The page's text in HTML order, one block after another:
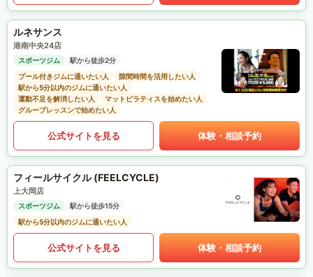
ルネサンス
港南中央24店
スポーツジム
駅から徒歩2分
プール付きジムに通いたい人
隙間時間を活用したい人
駅から5分以内のジムに通いたい人
運動不足を解消したい人
マットピラティスを始めたい人
グループレッスンで始めたい人
公式サイトを見る 体験・相談予約
フィールサイクル (FEELCYCLE)
上大岡店
スポーツジム
駅から徒歩15分
駅から5分以内のジムに通いたい人
公式サイトを見る 体験・相談予約